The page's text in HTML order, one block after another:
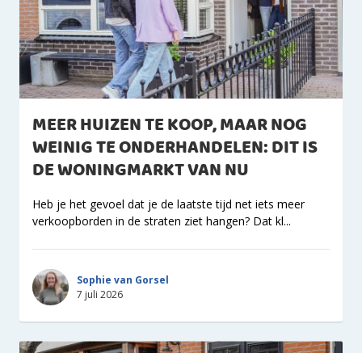
MEER HUIZEN TE KOOP, MAAR NOG
WEINIG TE ONDERHANDELEN: DIT IS
DE WONINGMARKT VAN NU
Heb je het gevoel dat je de laatste tijd net iets meer
verkoopborden in de straten ziet hangen? Dat kl...
Sophie van Gorsel
7 juli 2026